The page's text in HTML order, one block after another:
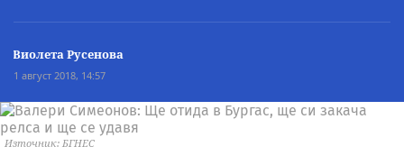
Виолета Русенова
1 август 2018, 14:57
Източник: БГНЕС